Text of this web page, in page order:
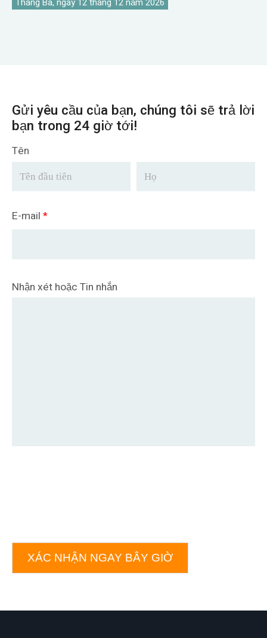
Gửi yêu cầu của bạn, chúng tôi sẽ trả lời
bạn trong 24 giờ tới!
Tên
E-mail *
Nhận xét hoặc Tin nhắn
XÁC NHẬN NGAY BÂY GIỜ